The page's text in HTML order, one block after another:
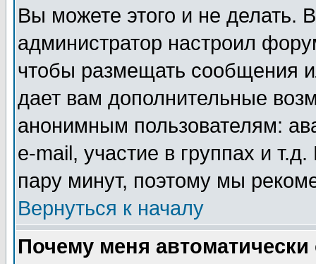
Вы можете этого и не делать.
администратор настроил
чтобы размещать сообщения
дает вам дополнительные
анонимным пользователям:
e-mail, участие в группах и
пару минут, поэтому мы
Вернуться к началу
Почему меня автоматически